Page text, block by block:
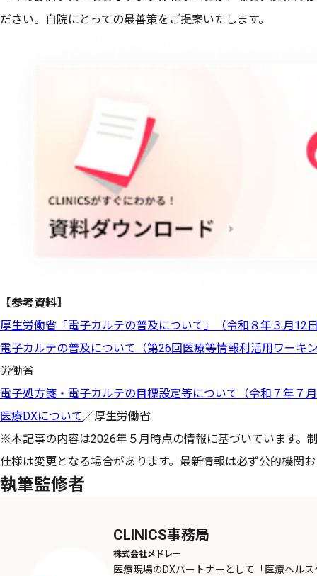
ださい。自院にとっての最善策をご提案いたします。
【参考資料】
厚生労働省「電子カルテの普及について」（令和８年３月12
電子カルテの普及について（第26回医療等情報利活用ワー
労働省
電子処方箋・電子カルテの目標設定等について（令和７年７
医療DXについて ／厚生労働省
※本記事の内容は2026年５月時点の情報に基づいています。
仕様は変更となる場合があります。最新情報は必ず公的機関
執筆監修者
CLINICS事務局
株式会社メドレー
医療現場のDXパートナーとして「医療ヘル